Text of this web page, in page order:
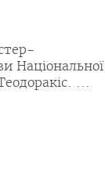
...